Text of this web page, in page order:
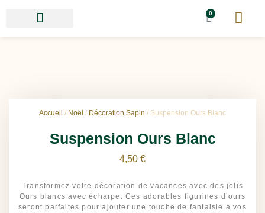
0
Accueil / Noël / Décoration Sapin / Suspension Ours Blanc
Suspension Ours Blanc
4,50 €
Transformez votre décoration de vacances avec des jolis
Ours blancs avec écharpe. Ces adorables figurines d’ours
seront parfaites pour ajouter une touche de fantaisie à vos